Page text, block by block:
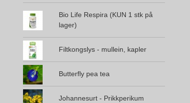
Bio Life Respira (KUN 1 stk på
lager)
Filtkongslys - mullein, kapler
Butterfly pea tea
Johannesurt - Prikkperikum